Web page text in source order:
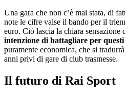
Una gara che non c’è mai stata, di
note le cifre valse il bando per il
euro. Ciò lascia la chiara sensazione
intenzione di battagliare per
puramente economica, che si
anni privi di gare di club trasmesse.
Il futuro di Rai Sport